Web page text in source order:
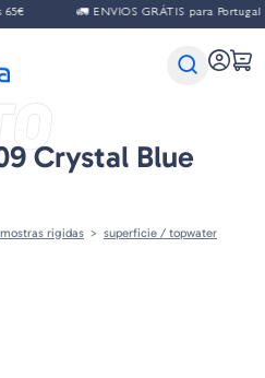
🚛 ENVIOS GRÁTIS para Portugal
Crystal Blue
rigidas superficie / topwater